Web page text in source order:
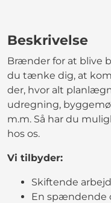
Beskrivelse
Brænder for at blive
du tænke dig, at
der, hvor alt
udregning,
m.m. Så har du
hos os.
Vi tilbyder:
Skiftende
En spændende